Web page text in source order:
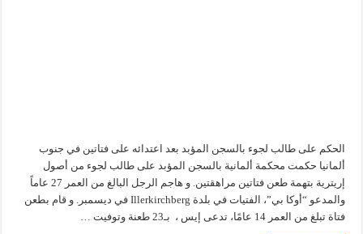
الحكم على طالب لجوء بالسجن المؤبد بعد اعتدائه على فتاتين في جنوب
ألمانيا حكمت محكمة ألمانية بالسجن المؤبد على طالب لجوء من أصول
إريترية بتهمة طعن فتاتين مراهقتين. و هاجم الرجل البالغ من العمر 27 عاماً
والمدعو “أوكا بي”، الفتيات في بلدة Illerkirchberg في ديسمبر. و قام بطعن
فتاة تبلغ من العمر 14 عامًا، تدعى إيس ، بـ23 طعنة وتوفيت …